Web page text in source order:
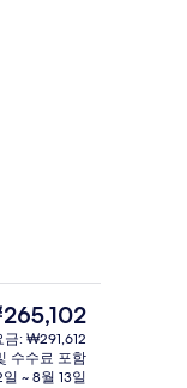
타월
금: ₩291,612
수수료 포함
~ 8월 13일